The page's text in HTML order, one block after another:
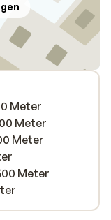
Meter
Meter
Meter
Meter